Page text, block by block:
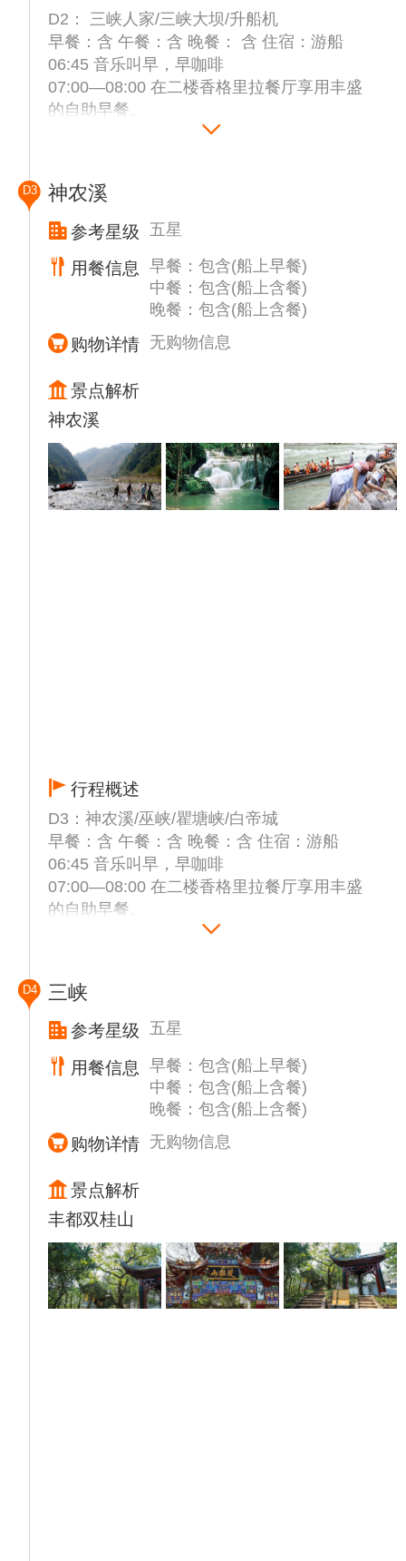
D2： 三峡人家/三峡大坝/升船机
早餐：含 午餐：含 晚餐： 含 住宿：游船
06:45 音乐叫早，早咖啡
07:00—08:00 在二楼香格里拉餐厅享用丰盛
的自助早餐。
电影放映、休闲按摩、卡拉OK等活动。
三峡人家，依山傍水，风情如画，石、瀑、
洞、泉多种景观元素巧妙组合，使整个景区弥
漫如仙境般的梦幻景致。白墙青瓦石板路，小
桥流水吊脚楼，融合三峡文化之精髓，巴风楚
韵，峡江今昔，一览无余。
13:00—14:00 请您前往二楼香格里拉餐厅享
14:00—19:00 报名参观自费景点【升船机】
的游客， 先上岸游览三峡大坝，跟随景区大
巴车游览；大坝行程结束后，送至升船机港
口，换乘豪华游轮游览自费景点【升船机290
元/人】，
（备注：三峡大坝升船机难度大、遇到大风、
旅
温馨提示： 因升船机于8月25日开始计划性停
航检修，工期不超过35天，在检修期间此自费
景点更换其他景区作为推荐，以实际船方推荐
为准！
备注：当天行程游览发生在长江三峡第一段峡
名，是长江三峡中最长的峡谷
提示：船上安排请以实际通知为准，有不明白
的请第一时间到船上服务总台咨询确认。
D3 神农溪
参考星级 五星
用餐信息
早餐：包含(船上早餐)
中餐：包含(船上含餐)
晚餐：包含(船上含餐)
购物详情 无购物信息
景点解析
神农溪
行程概述
D3：神农溪/巫峡/瞿塘峡/白帝城
早餐：含 午餐：含 晚餐：含 住宿：游船
06:45 音乐叫早，早咖啡
07:00—08:00 在二楼香格里拉餐厅享用丰盛
的自助早餐。
溪流，由南向北穿行于深山峡谷中，全长60公
里。溪流两岸，山峦耸立，逶迤绵延，层峦叠
嶂。形成龙昌峡、鹦鹉峡、神农峡三个险、
秀、奇各具特色的自然峡段。峡中深潭碧水、
飞瀑遍布、悬棺栈道、原始扁舟、土家风情、
石笋溶洞无不令人惊叹。
12:00—13:00 请您前往二楼香格里拉餐厅享
用丰盛的中西式自助午餐。
13:00—13:45 游轮经过【巫峡】，您可在六
楼阳光甲板倾听导游现场解说，亲身感受巫峡
秀美
14:30—15:00 游轮经过【瞿塘峡】，您可在
六楼阳光甲板倾听导游现场解说，亲身感
受“夔门天下雄”的磅礴气势（新版十元人民币
D4 三峡
参考星级 五星
用餐信息
早餐：包含(船上早餐)
中餐：包含(船上含餐)
晚餐：包含(船上含餐)
购物详情 无购物信息
景点解析
丰都双桂山